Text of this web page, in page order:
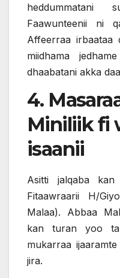
Faawunteenii ni
Affeerraa irbaataa
miidhama
dhaabatani akka
4.
Miniliik fi
isaanii
Asitti jalqaba kan
Fitaawraarii H/
Malaa). Abbaa
kan turan yoo
mukarraa
jira.